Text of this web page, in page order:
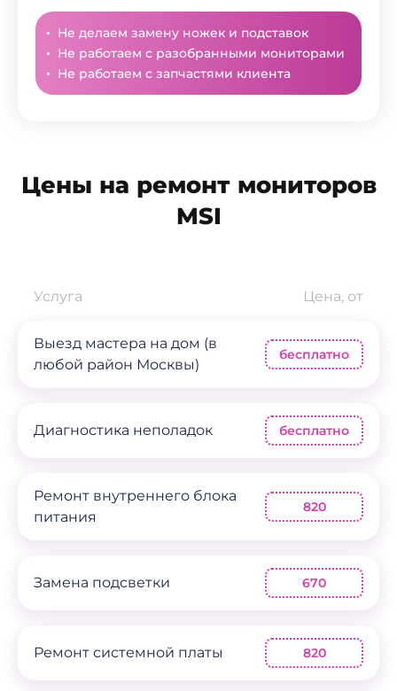
Не делаем замену ножек и подставок
Не работаем с разобранными мониторами
Не работаем с запчастями клиента
Цены на ремонт мониторов
MSI
Услуга Цена, от
Выезд мастера на дом (в
любой район Москвы)
бесплатно
Диагностика неполадок бесплатно
Ремонт внутреннего блока
питания
820
Замена подсветки 670
Ремонт системной платы 820